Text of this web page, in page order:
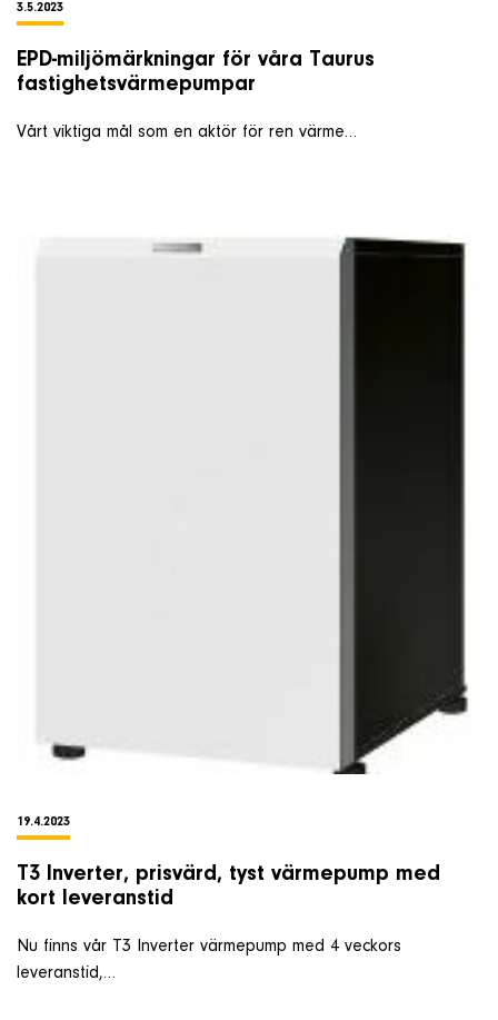
3.5.2023
EPD-miljömärkningar för våra Taurus
fastighetsvärmepumpar
Vårt viktiga mål som en aktör för ren värme…
19.4.2023
T3 Inverter, prisvärd, tyst värmepump med
kort leveranstid
Nu finns vår T3 Inverter värmepump med 4 veckors
leveranstid,…